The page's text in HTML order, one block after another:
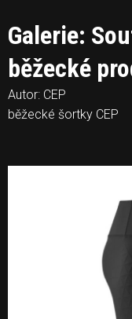
Galerie:
běžecké
Autor: CEP
běžecké šortky CEP